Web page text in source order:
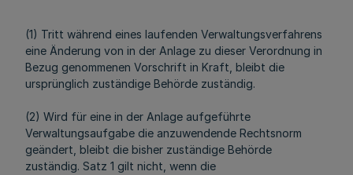
(1) Tritt während eines laufenden Verwaltungsverfahrens
eine Änderung von in der Anlage zu dieser Verordnung in
Bezug genommenen Vorschrift in Kraft, bleibt die
ursprünglich zuständige Behörde zuständig.
(2) Wird für eine in der Anlage aufgeführte
Verwaltungsaufgabe die anzuwendende Rechtsnorm
geändert, bleibt die bisher zuständige Behörde
zuständig. Satz 1 gilt nicht, wenn die